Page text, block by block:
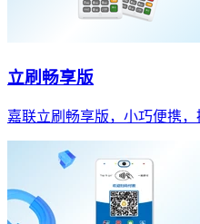
立刷畅享版
嘉联立刷畅享版，小巧便携，